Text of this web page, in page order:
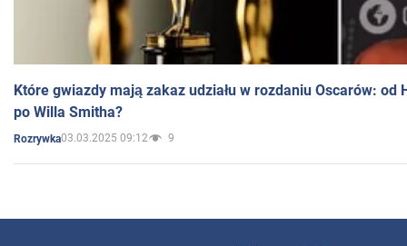
Które gwiazdy mają zakaz udziału w rozdaniu Oscarów: od
po Willa Smitha?
Rozrywka03.03.2025 09:12 9